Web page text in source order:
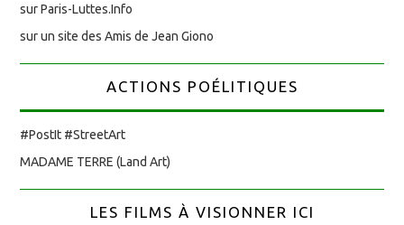
sur Paris-Luttes.Info
sur un site des Amis de Jean Giono
ACTIONS POÉLITIQUES
#PostIt #StreetArt
MADAME TERRE (Land Art)
LES FILMS À VISIONNER ICI